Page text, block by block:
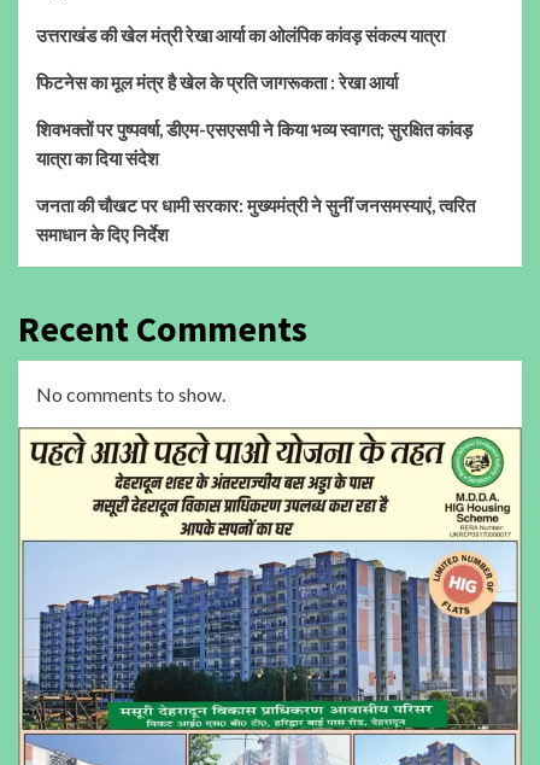
उत्तराखंड की खेल मंत्री रेखा आर्या का ओलंपिक कांवड़ संकल्प यात्रा
फिटनेस का मूल मंत्र है खेल के प्रति जागरूकता : रेखा आर्या
शिवभक्तों पर पुष्पवर्षा, डीएम-एसएसपी ने किया भव्य स्वागत; सुरक्षित कांवड़
यात्रा का दिया संदेश
जनता की चौखट पर धामी सरकार: मुख्यमंत्री ने सुनीं जनसमस्याएं, त्वरित
समाधान के दिए निर्देश
Recent Comments
No comments to show.